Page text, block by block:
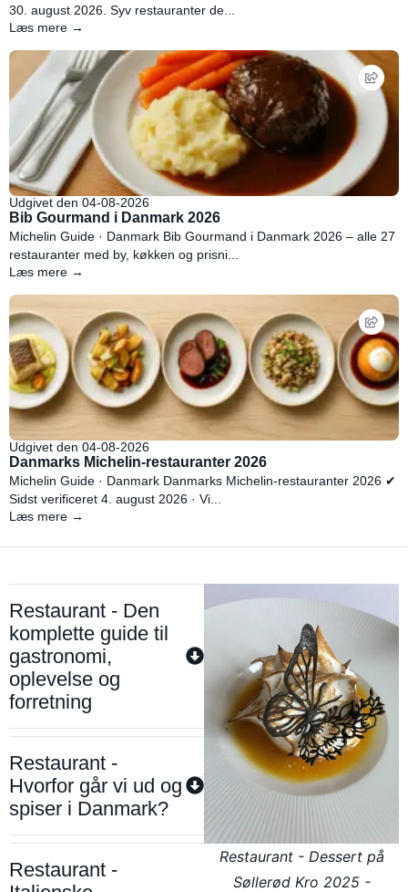
30. august 2026. Syv restauranter de...
Læs mere →
Udgivet den 04-08-2026
Bib Gourmand i Danmark 2026
Michelin Guide · Danmark Bib Gourmand i Danmark 2026 – alle 27
restauranter med by, køkken og prisni...
Læs mere →
Udgivet den 04-08-2026
Danmarks Michelin-restauranter 2026
Michelin Guide · Danmark Danmarks Michelin-restauranter 2026 ✔
Sidst verificeret 4. august 2026 · Vi...
Læs mere →
Restaurant - Den
komplette guide til
gastronomi,
oplevelse og
forretning
Restaurant -
Hvorfor går vi ud og
spiser i Danmark?
Restaurant -
Restaurant - Dessert på
Søllerød Kro 2025 -